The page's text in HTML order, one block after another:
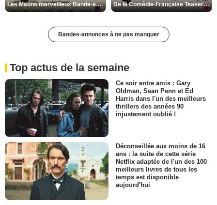
Les Matins merveilleux Bande-annonce VF De la Comédie-Française Teaser VF
Bandes-annonces à ne pas manquer
Top actus de la semaine
Ce soir entre amis : Gary
Oldman, Sean Penn et Ed
Harris dans l'un des meilleurs
thrillers des années 90
injustement oublié !
Déconseillée aux moins de 16
ans : la suite de cette série
Netflix adaptée de l'un des 100
meilleurs livres de tous les
temps est disponible
aujourd'hui